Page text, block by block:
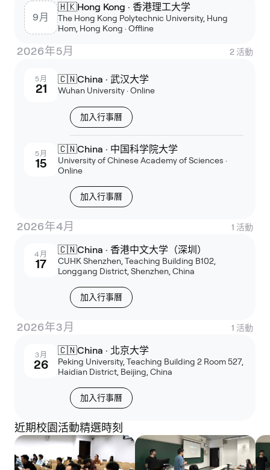
9月
🇭🇰Hong Kong · 香港理工大学
The Hong Kong Polytechnic University, Hung
Hom, Hong Kong · Offline
2026年5月 2 活動
5月
21
🇨🇳China · 武汉大学
Wuhan University · Online
加入行事曆
5月
15
🇨🇳China · 中国科学院大学
University of Chinese Academy of Sciences ·
Online
加入行事曆
2026年4月 1 活動
4月
17
🇨🇳China · 香港中文大学（深圳）
CUHK Shenzhen, Teaching Building B102,
Longgang District, Shenzhen, China
加入行事曆
2026年3月 1 活動
3月
26
🇨🇳China · 北京大学
Peking University, Teaching Building 2 Room 527,
Haidian District, Beijing, China
加入行事曆
近期校園活動精選時刻